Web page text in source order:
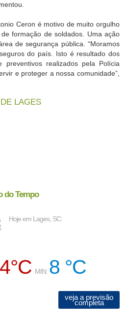
Ceron é motivo de muito orgulho
formação de soldados. Uma ação
de segurança pública. “Moramos
do país. Isto é resultado dos
preventivos realizados pela Polícia
e proteger a nossa comunidade”,
LAGES
do Tempo
Hoje em Lages, SC:
MIN: 8 °C
veja a previsão
completa